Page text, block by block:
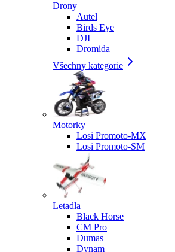
Drony
Autel
Birds Eye
DJI
Dromida
Všechny kategorie
Motorky
Losi Promoto-MX
Losi Promoto-SM
Letadla
Black Horse
CM Pro
Dumas
Dynam